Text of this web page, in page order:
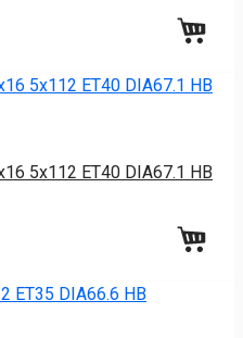
5x112 ET40 DIA67.1 HB